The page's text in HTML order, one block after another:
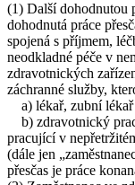
(1) Další dohodnutou
dohodnutá práce
spojená s příjmem,
neodkladné péče v
zdravotnických
záchranné služby,
a) lékař, zubní
b) zdravotnický
pracující v
(dále jen
přesčas je práce